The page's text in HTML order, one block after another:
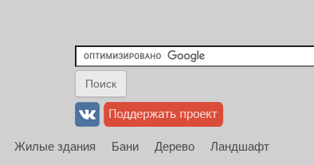
Жилые здания Бани Дерево
Ландшафт